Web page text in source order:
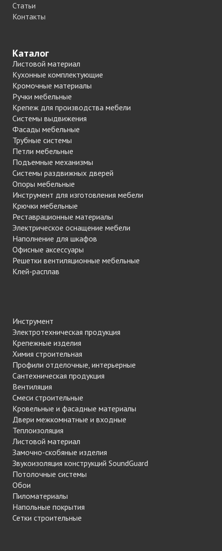
Статьи
Контакты
Каталог
Листовой материал
Кухонные комплектующие
Кромочные материалы
Ручки мебельные
Крепеж для производства мебели
Системы выдвижения
Фасады мебельные
Трубные системы
Петли мебельные
Подъемные механизмы
Системы раздвижных дверей
Опоры мебельные
Инструмент для изготовления мебели
Крючки мебельные
Реставрационные материалы
Электрическое оснащение мебели
Наполнение для шкафов
Офисные аксессуары
Решетки вентиляционные мебельные
Клей-расплав
Инструмент
Электротехническая продукция
Крепежные изделия
Химия строительная
Профили отделочные, интерьерные
Сантехническая продукция
Вентиляция
Смеси строительные
Кровельные и фасадные материалы
Двери межкомнатные и входные
Теплоизоляция
Листовой материал
Замочно-скобяные изделия
Звукоизоляция конструкций SoundGuard
Потолочные системы
Обои
Пиломатериалы
Напольные покрытия
Сетки строительные